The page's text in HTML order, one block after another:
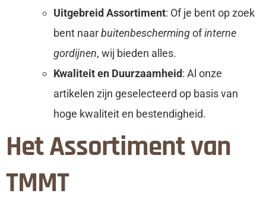
Uitgebreid Assortiment: Of je bent op zoek
bent naarbuitenbeschermingofinterne
gordijnen, wij bieden alles.
Kwaliteit en Duurzaamheid: Al onze
artikelen zijn geselecteerd op basis van
hoge kwaliteit en bestendigheid.
Het Assortiment van
TMMT